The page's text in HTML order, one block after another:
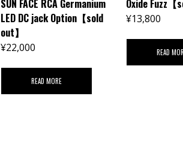
SUN FACE RCA Germanium
LED DC jack Option【sold
out】
¥22,000
READ MORE
Oxide Fuzz【
¥13,800
READ